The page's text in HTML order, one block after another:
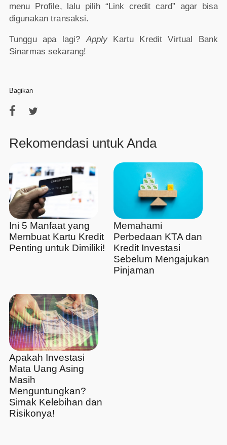
menu Profile, lalu pilih “Link credit card” agar bisa
digunakan transaksi.
Tunggu apa lagi?Apply Kartu Kredit Virtual Bank
Sinarmas sekarang!
Bagikan
Rekomendasi untuk Anda
Ini 5 Manfaat yang
Membuat Kartu Kredit
Penting untuk Dimiliki!
Memahami
Perbedaan KTA dan
Kredit Investasi
Sebelum Mengajukan
Pinjaman
Apakah Investasi
Mata Uang Asing
Masih
Menguntungkan?
Simak Kelebihan dan
Risikonya!